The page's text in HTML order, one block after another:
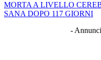
MORTA A LIVELLO
SANA DOPO 117 GIORNI
-